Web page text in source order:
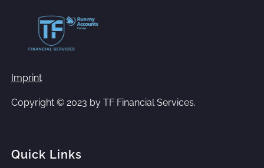
Imprint
Copyright © 2023 byTF Financial Services.
Quick Links